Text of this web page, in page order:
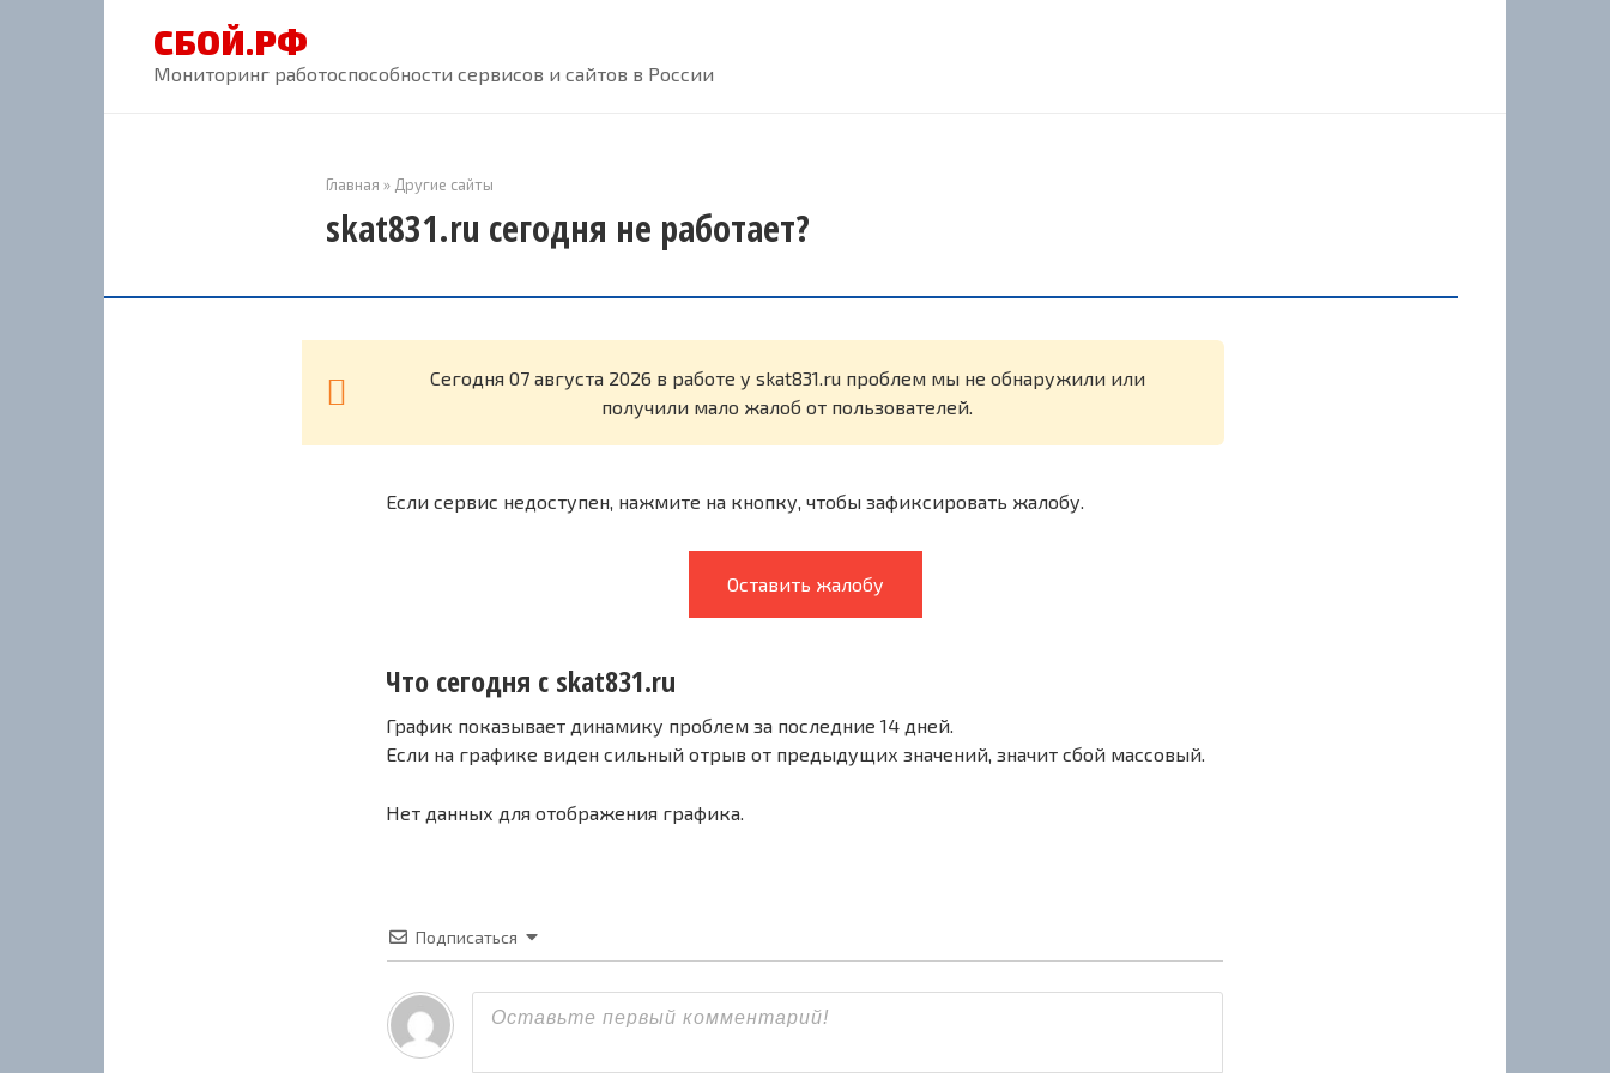
СБОЙ.РФ
Мониторинг работоспособности сервисов и сайтов в России
Главная » Другие сайты
skat831.ru сегодня не работает?
Cегодня 07 августа 2026 в работе у skat831.ru проблем мы не обнаружили или
получили мало жалоб от пользователей.
Если сервис недоступен, нажмите на кнопку, чтобы зафиксировать жалобу.
Оставить жалобу
Что сегодня с skat831.ru
График показывает динамику проблем за последние 14 дней.
Если на графике виден сильный отрыв от предыдущих значений, значит сбой массовый.
Нет данных для отображения графика.
Подписаться